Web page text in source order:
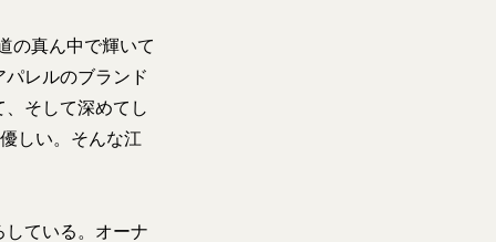
の真ん中で輝いて
レルのブランド
そして深めてし
しい。そんな江
ている。オーナ